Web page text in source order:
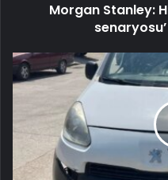
Morgan Stanley: